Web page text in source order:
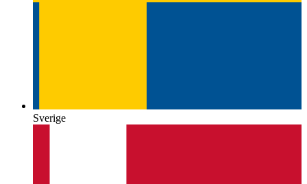
Sverige